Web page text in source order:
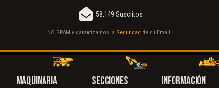
58,149 Suscritos
NO SPAM y garantizamos la Seguridad de su Email.
MAQUINARIA
SECCIONES
INFORMACIÓN